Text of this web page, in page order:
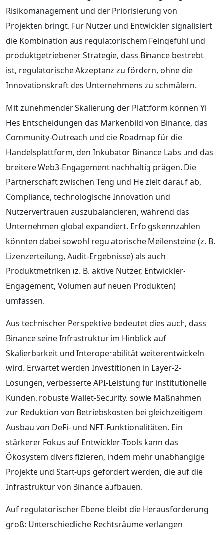
Risikomanagement und der Priorisierung von
Projekten bringt. Für Nutzer und Entwickler signalisiert
die Kombination aus regulatorischem Feingefühl und
produktgetriebener Strategie, dass Binance bestrebt
ist, regulatorische Akzeptanz zu fördern, ohne die
Innovationskraft des Unternehmens zu schmälern.
Mit zunehmender Skalierung der Plattform können Yi
Hes Entscheidungen das Markenbild von Binance, das
Community-Outreach und die Roadmap für die
Handelsplattform, den Inkubator Binance Labs und das
breitere Web3-Engagement nachhaltig prägen. Die
Partnerschaft zwischen Teng und He zielt darauf ab,
Compliance, technologische Innovation und
Nutzervertrauen auszubalancieren, während das
Unternehmen global expandiert. Erfolgskennzahlen
könnten dabei sowohl regulatorische Meilensteine (z. B.
Lizenzerteilung, Audit-Ergebnisse) als auch
Produktmetriken (z. B. aktive Nutzer, Entwickler-
Engagement, Volumen auf neuen Produkten)
umfassen.
Aus technischer Perspektive bedeutet dies auch, dass
Binance seine Infrastruktur im Hinblick auf
Skalierbarkeit und Interoperabilität weiterentwickeln
wird. Erwartet werden Investitionen in Layer‑2-
Lösungen, verbesserte API‑Leistung für institutionelle
Kunden, robuste Wallet‑Security, sowie Maßnahmen
zur Reduktion von Betriebskosten bei gleichzeitigem
Ausbau von DeFi- und NFT‑Funktionalitäten. Ein
stärkerer Fokus auf Entwickler-Tools kann das
Ökosystem diversifizieren, indem mehr unabhängige
Projekte und Start-ups gefördert werden, die auf die
Infrastruktur von Binance aufbauen.
Auf regulatorischer Ebene bleibt die Herausforderung
groß: Unterschiedliche Rechtsräume verlangen